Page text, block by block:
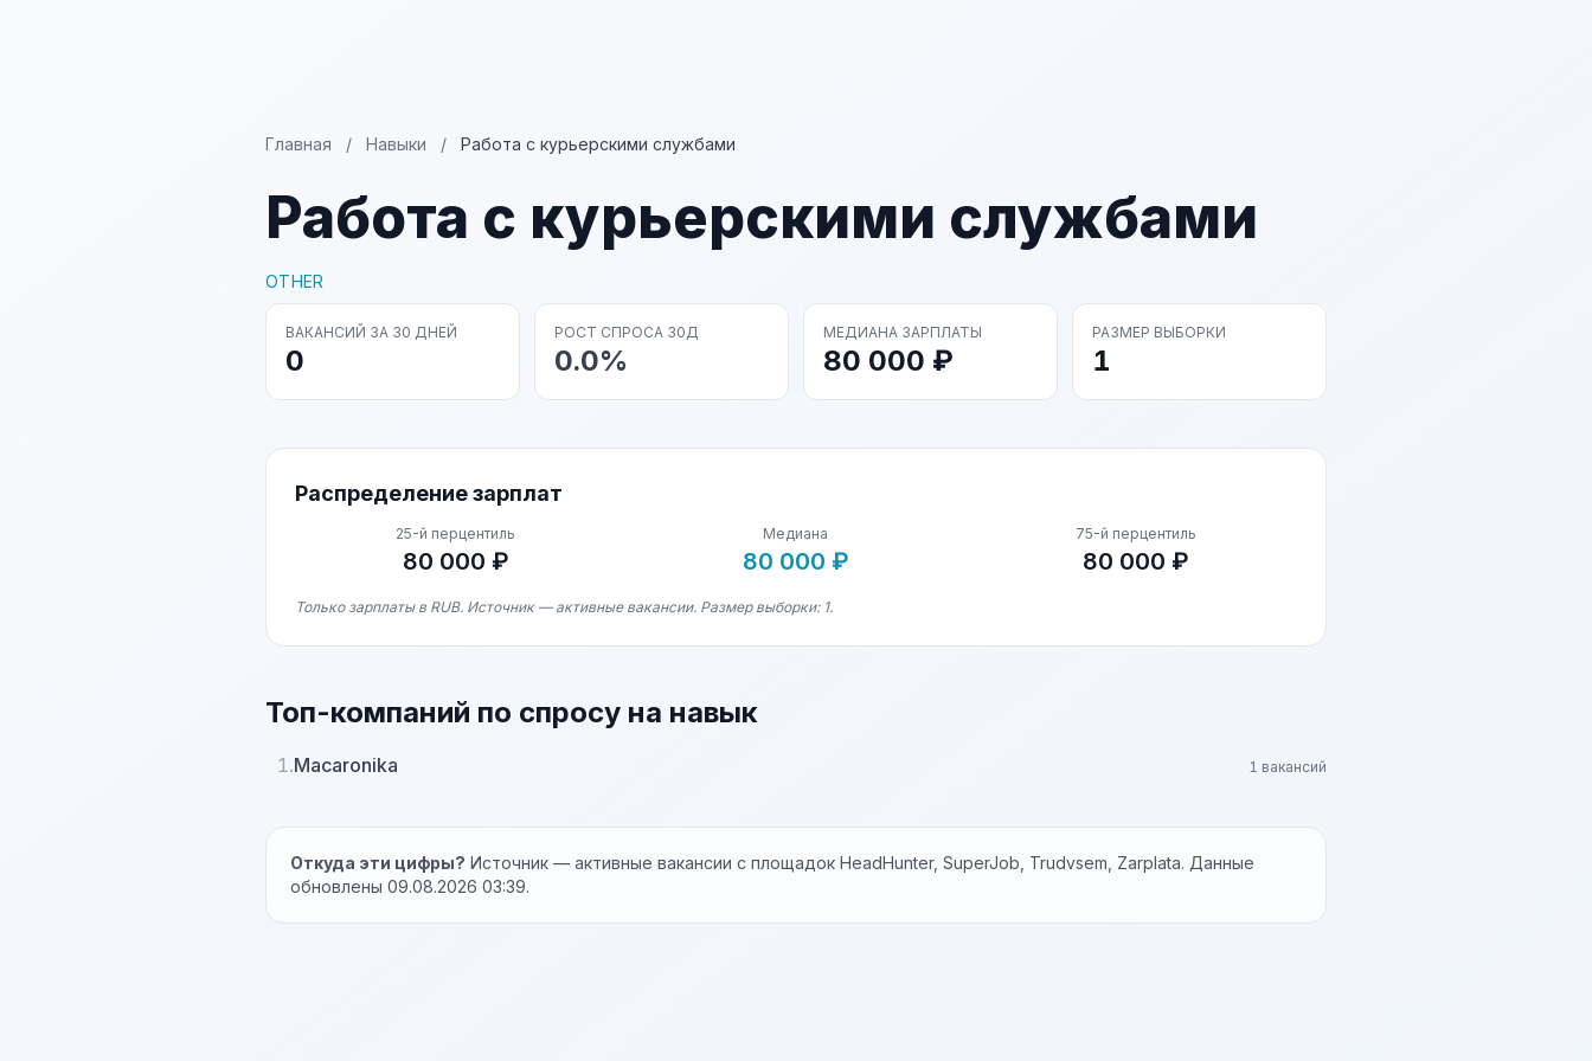
Главная / Навыки / Работа с курьерскими службами
Работа с курьерскими службами
OTHER
ВАКАНСИЙ ЗА 30 ДНЕЙ
0
РОСТ СПРОСА 30Д
0.0%
МЕДИАНА ЗАРПЛАТЫ
80 000 ₽
РАЗМЕР ВЫБОРКИ
1
Распределение зарплат
25-й перцентиль
80 000 ₽
Медиана
80 000 ₽
75-й перцентиль
80 000 ₽
Только зарплаты в RUB. Источник — активные вакансии. Размер выборки: 1.
Топ-компаний по спросу на навык
1.Macaronika 1 вакансий
Откуда эти цифры? Источник — активные вакансии с площадок HeadHunter, SuperJob, Trudvsem, Zarplata. Данные
обновлены 09.08.2026 03:39.